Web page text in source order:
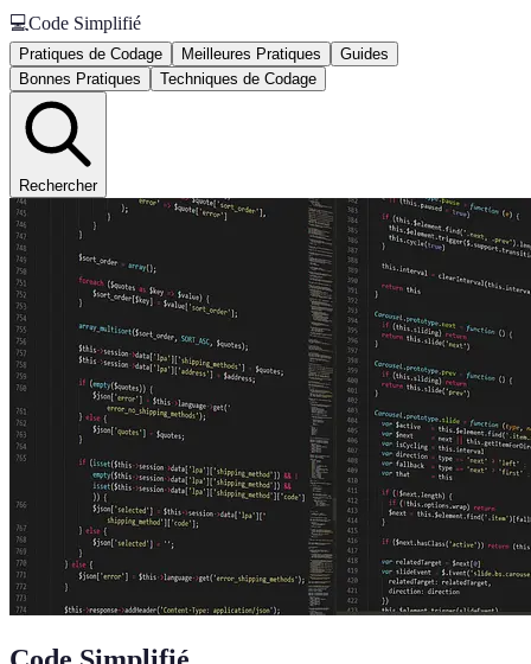
💻Code Simplifié
Pratiques de Codage Meilleures Pratiques
Guides
Bonnes Pratiques
Techniques de Codage
Rechercher